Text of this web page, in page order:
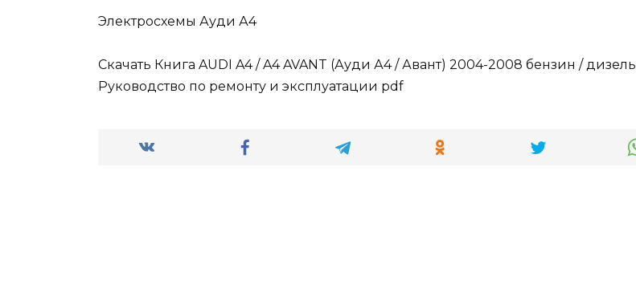
Электросхемы Ауди А4
Скачать Книга AUDI A4 / A4 AVANT (Ауди А4 / Авант) 2004-2008 бензин / дизель
Руководство по ремонту и эксплуатации pdf